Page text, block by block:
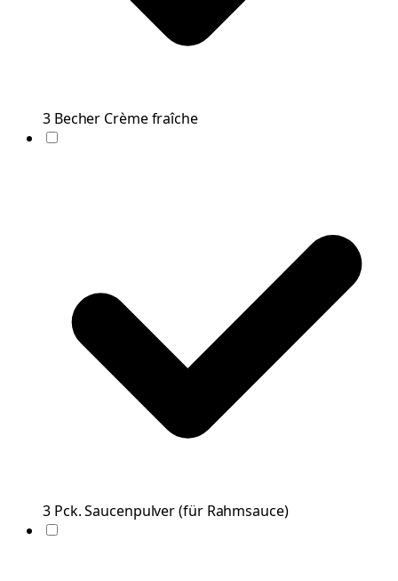
3 Becher Crème fraîche
3 Pck.Saucenpulver(für Rahmsauce)